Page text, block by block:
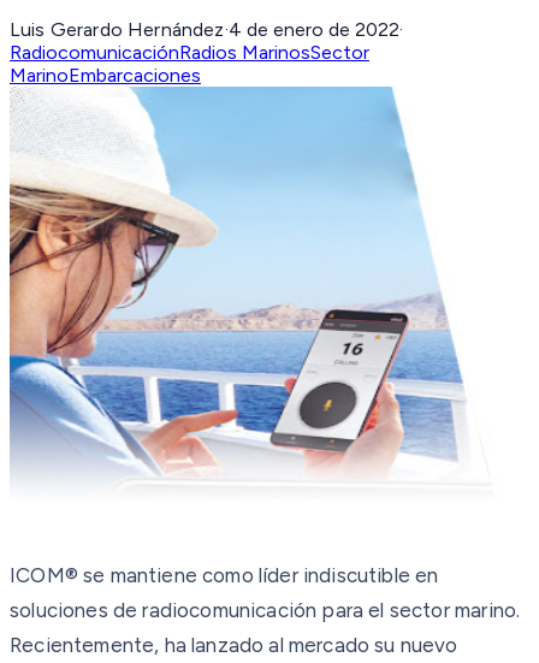
Luis Gerardo Hernández·4 de enero de 2022·
RadiocomunicaciónRadios MarinosSector
MarinoEmbarcaciones
ICOM® se mantiene como líder indiscutible en
soluciones de radiocomunicación para el sector marino.
Recientemente, ha lanzado al mercado su nuevo